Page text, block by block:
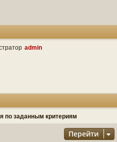
admin
по заданным критериям
Перейти